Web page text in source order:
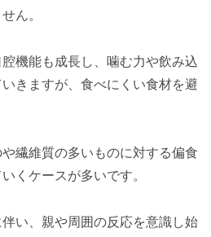
ん。
機能も成長し、噛む力や飲み込
きますが、食べにくい食材を避
繊維質の多いものに対する偏食
くケースが多いです。
い、親や周囲の反応を意識し始